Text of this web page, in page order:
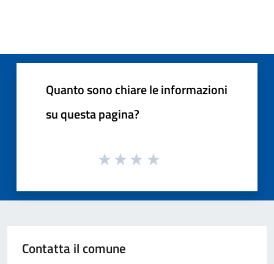
Quanto sono chiare le informazioni
su questa pagina?
Contatta il comune